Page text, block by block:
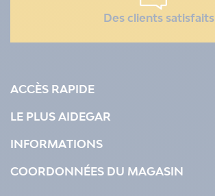
Des clients satisfaits
ACCÈS RAPIDE
LE PLUS AIDEGAR
INFORMATIONS
COORDONNÉES DU MAGASIN